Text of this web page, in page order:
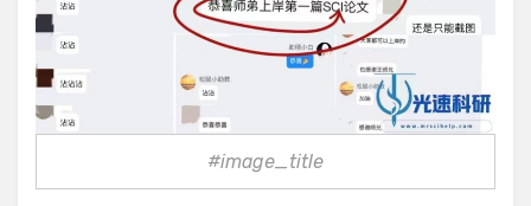
#image_title